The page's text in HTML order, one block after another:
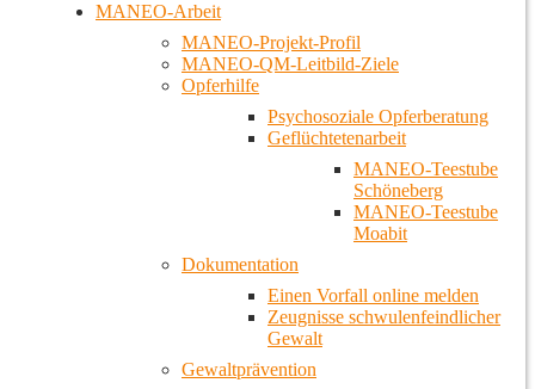
MANEO-Arbeit
MANEO-Projekt-Profil
MANEO-QM-Leitbild-Ziele
Opferhilfe
Psychosoziale Opferberatung
Geflüchtetenarbeit
MANEO-Teestube
Schöneberg
MANEO-Teestube
Moabit
Dokumentation
Einen Vorfall online melden
Zeugnisse schwulenfeindlicher
Gewalt
Gewaltprävention